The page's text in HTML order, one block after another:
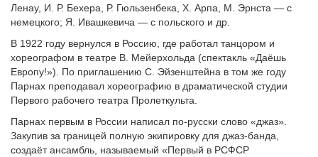
Ленау, И. Р. Бехера, Р. Гюльзенбека, Х. Арпа, М. Эрнста — с
немецкого; Я. Ивашкевича — с польского и др.
В 1922 году вернулся в Россию, где работал танцором и
хореографом в театре В. Мейерхольда (спектакль «Даёшь
Европу!»). По приглашению С. Эйзенштейна в том же году
Парнах преподавал хореографию в драматической студии
Первого рабочего театра Пролеткульта.
Парнах первым в России написал по-русски слово «джаз».
Закупив за границей полную экипировку для джаз-банда,
создаёт ансамбль, называемый «Первый в РСФСР